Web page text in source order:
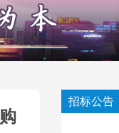
招标公告